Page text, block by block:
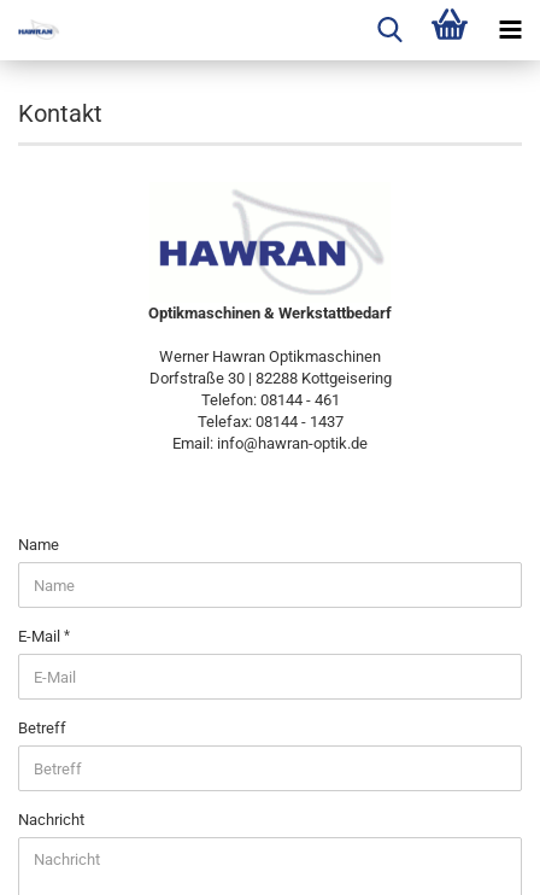
Kontakt
Optikmaschinen & Werkstattbedarf
Werner Hawran Optikmaschinen
Dorfstraße 30 | 82288 Kottgeisering
Telefon: 08144 - 461
Telefax: 08144 - 1437
Email: info@hawran-optik.de
KONTAKT
Name
E-Mail
Betreff
Nachricht